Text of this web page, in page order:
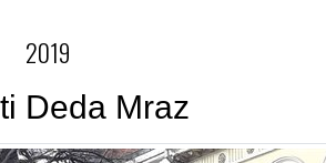
2019
Deda Mraz